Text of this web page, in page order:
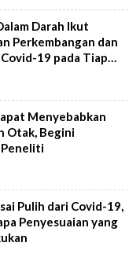
Darah Ikut
Perkembangan dan
19 pada Tiap
Menyebabkan
Otak, Begini
Peneliti
Pulih dari Covid-19,
Penyesuaian yang